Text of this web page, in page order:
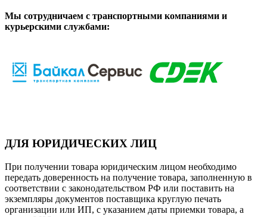
Мы сотрудничаем с транспортными компаниями и
курьерскими службами:
ДЛЯ ЮРИДИЧЕСКИХ ЛИЦ
При получении товара юридическим лицом необходимо
передать доверенность на получение товара, заполненную в
соответствии с законодательством РФ или поставить на
экземпляры документов поставщика круглую печать
организации или ИП, с указанием даты приемки товара, а